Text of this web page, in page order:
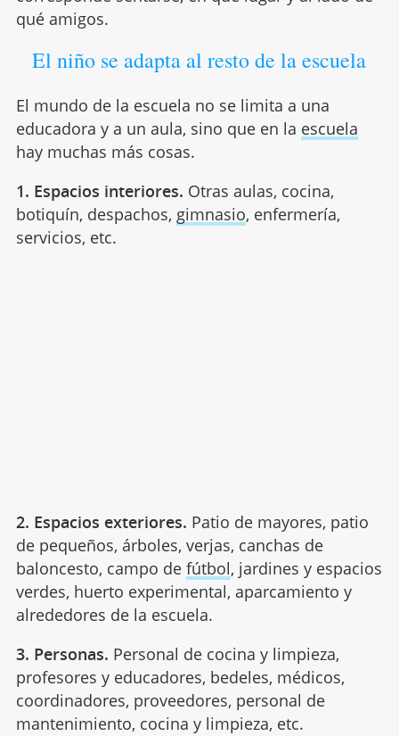
qué amigos.
El niño se adapta al resto de la escuela
El mundo de la escuela no se limita a una
educadora y a un aula, sino que en la escuela
hay muchas más cosas.
1. Espacios interiores. Otras aulas, cocina,
botiquín, despachos, gimnasio, enfermería,
servicios, etc.
2. Espacios exteriores. Patio de mayores, patio
de pequeños, árboles, verjas, canchas de
baloncesto, campo de fútbol, jardines y espacios
verdes, huerto experimental, aparcamiento y
alrededores de la escuela.
3. Personas. Personal de cocina y limpieza,
profesores y educadores, bedeles, médicos,
coordinadores, proveedores, personal de
mantenimiento, cocina y limpieza, etc.